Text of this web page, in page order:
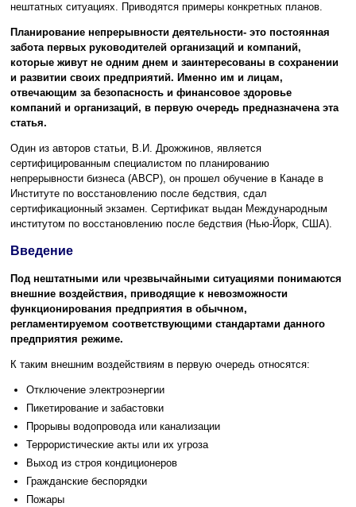
нештатных ситуациях. Приводятся примеры конкретных планов.
Планирование непрерывности деятельности- это постоянная
забота первых руководителей организаций и компаний,
которые живут не одним днем и заинтересованы в сохранении
и развитии своих предприятий. Именно им и лицам,
отвечающим за безопасность и финансовое здоровье
компаний и организаций, в первую очередь предназначена эта
статья.
Один из авторов статьи, В.И. Дрожжинов, является
сертифицированным cпециалистом по планированию
непрерывности бизнеса (АВСР), он прошел обучение в Канаде в
Институте по восстановлению после бедствия, сдал
сертификационный экзамен. Сертификат выдан Международным
институтом по восстановлению после бедствия (Нью-Йорк, США).
Введение
Под нештатными или чрезвычайными ситуациями понимаются
внешние воздействия, приводящие к невозможности
функционирования предприятия в обычном,
регламентируемом соответствующими стандартами данного
предприятия режиме.
К таким внешним воздействиям в первую очередь относятся:
Отключение электроэнергии
Пикетирование и забастовки
Прорывы водопровода или канализации
Террористические акты или их угроза
Выход из строя кондиционеров
Гражданские беспорядки
Пожары